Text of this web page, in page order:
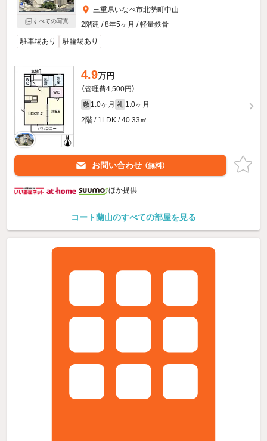
すべての写真
三重県いなべ市北勢町中山
2階建 / 8年5ヶ月 / 軽量鉄骨
駐車場あり
駐輪場あり
4.9万円
（管理費4,500円）
敷 1.0ヶ月 礼 1.0ヶ月
2階 / 1LDK / 40.33㎡
お問い合わせ （無料）
ほか提供
コート蘭山のすべての部屋を見る